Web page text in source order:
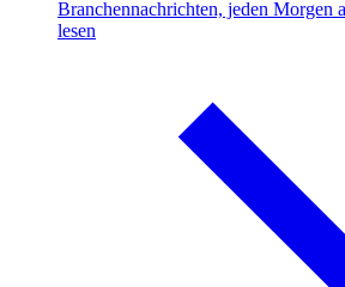
Branchennachrichten, jeden Morgen
lesen